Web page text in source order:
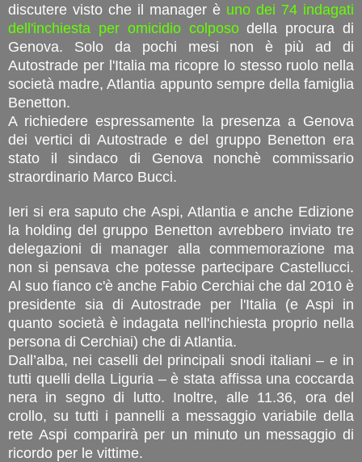
discutere visto che il manager è uno dei 74 indagati
dell'inchiesta per omicidio colposodella procura di
Genova. Solo da pochi mesi non è più ad di
Autostrade per l'Italia ma ricopre lo stesso ruolo nella
società madre, Atlantia appunto sempre della famiglia
Benetton.
A richiedere espressamente la presenza a Genova
dei vertici di Autostrade e del gruppo Benetton era
stato il sindaco di Genova nonchè commissario
straordinario Marco Bucci.
Ieri si era saputo che Aspi, Atlantia e anche Edizione
la holding del gruppo Benetton avrebbero inviato tre
delegazioni di manager alla commemorazione ma
non si pensava che potesse partecipare Castellucci.
Al suo fianco c'è anche Fabio Cerchiai che dal 2010 è
presidente sia di Autostrade per l'Italia (e Aspi in
quanto società è indagata nell'inchiesta proprio nella
persona di Cerchiai) che di Atlantia.
Dall’alba, nei caselli del principali snodi italiani – e in
tutti quelli della Liguria – è stata affissa una coccarda
nera in segno di lutto. Inoltre, alle 11.36, ora del
crollo, su tutti i pannelli a messaggio variabile della
rete Aspi comparirà per un minuto un messaggio di
ricordo per le vittime.